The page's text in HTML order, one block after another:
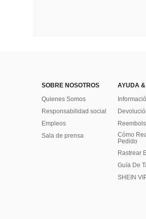
SOBRE NOSOTROS
Quienes Somos
Responsabilidad social
Empleos
Sala de prensa
AYUDA
Cómo
Pedido
Rastrear
Guía De
SHEIN